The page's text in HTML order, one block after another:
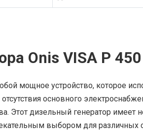
Onis VISA P 450
мощное устройство, которое
основного
Этот дизельный генератор имеет
выбором для различных